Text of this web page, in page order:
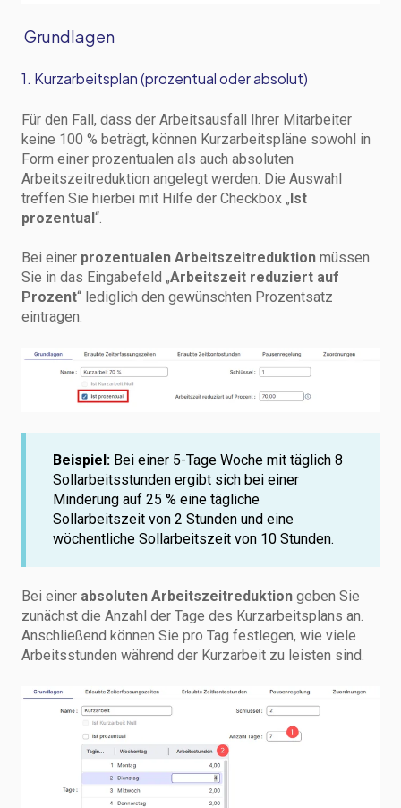
Grundlagen
1. Kurzarbeitsplan (prozentual oder absolut)
Für den Fall, dass der Arbeitsausfall Ihrer Mitarbeiter
keine 100 % beträgt, können Kurzarbeitspläne sowohl in
Form einer prozentualen als auch absoluten
Arbeitszeitreduktion angelegt werden. Die Auswahl
treffen Sie hierbei mit Hilfe der Checkbox „Ist
prozentual“.
Bei einer prozentualen Arbeitszeitreduktion müssen
Sie in das Eingabefeld „Arbeitszeit reduziert auf
Prozent“ lediglich den gewünschten Prozentsatz
eintragen.
Beispiel: Bei einer 5-Tage Woche mit täglich 8
Sollarbeitsstunden ergibt sich bei einer
Minderung auf 25 % eine tägliche
Sollarbeitszeit von 2 Stunden und eine
wöchentliche Sollarbeitszeit von 10 Stunden.
Bei einer absoluten Arbeitszeitreduktion geben Sie
zunächst die Anzahl der Tage des Kurzarbeitsplans an.
Anschließend können Sie pro Tag festlegen, wie viele
Arbeitsstunden während der Kurzarbeit zu leisten sind.